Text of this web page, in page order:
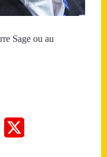
Sage ou au